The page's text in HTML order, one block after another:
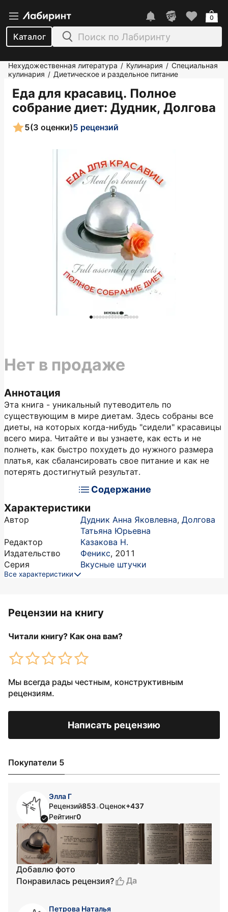
Каталог
0
Нехудожественная литература / Кулинария / Специальная
кулинария / Диетическое и раздельное питание
Еда для красавиц. Полное
собрание диет: Дудник, Долгова
5(3 оценки)5 рецензий
Аннотация
Эта книга - уникальный путеводитель по
существующим в мире диетам. Здесь собраны все
диеты, на которых когда-нибудь "сидели" красавицы
всего мира. Читайте и вы узнаете, как есть и не
полнеть, как быстро похудеть до нужного размера
платья, как сбалансировать свое питание и как не
потерять достигнутый результат.
Содержание
Характеристики
Автор Дудник Анна Яковлевна, Долгова
Татьяна Юрьевна
Редактор
Казакова Н.
Издательство
Феникс, 2011
Серия
Вкусные штучки
Все характеристики
Нет в продаже
Рецензии на книгу
Читали книгу? Как она вам?
Мы всегда рады честным, конструктивным
рецензиям.
Написать рецензию
Покупатели 5
Элла Г
Рецензий853•Оценок+437
Рейтинг0
Добавлю фото
Понравилась рецензия?
Да
Петрова Наталья